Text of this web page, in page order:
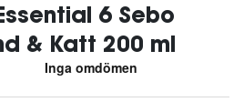
6 Sebo
& Katt 200 ml